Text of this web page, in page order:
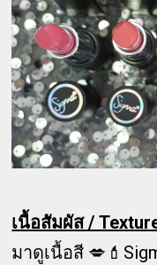
เนื้อสัมผัส /
มาดูเนื้อสี